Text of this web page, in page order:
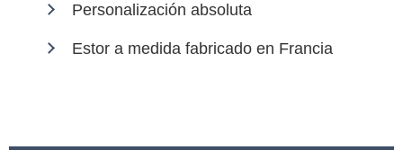
Personalización absoluta
Estor a medida fabricado en Francia